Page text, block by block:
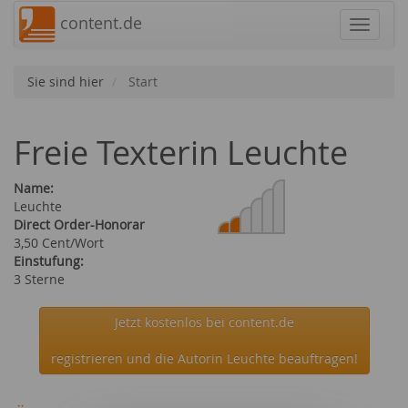
content.de
Sie sind hier Start
Freie Texterin Leuchte
Name:
Leuchte
Direct Order-Honorar
3,50 Cent/Wort
Einstufung:
3 Sterne
Jetzt kostenlos bei content.de
registrieren und die Autorin Leuchte beauftragen!